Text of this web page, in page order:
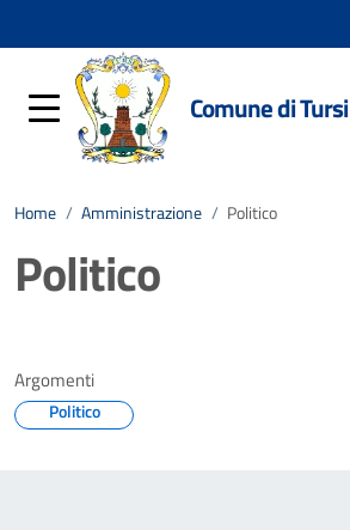
Comune di Tursi
Home / Amministrazione / Politico
Politico
Argomenti
Politico